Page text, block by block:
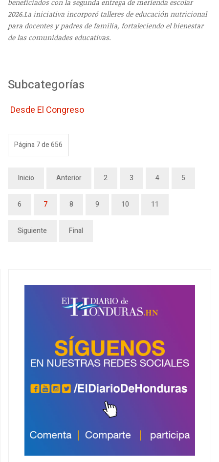
beneficiados con la segunda entrega de merienda escolar
2026.La iniciativa incorporó talleres de educación nutricional
para docentes y padres de familia, fortaleciendo el bienestar
de las comunidades educativas.
Subcategorías
Desde El Congreso
Página 7 de 656
Inicio Anterior 2 3 4 5
6 7 8 9 10 11
Siguiente Final